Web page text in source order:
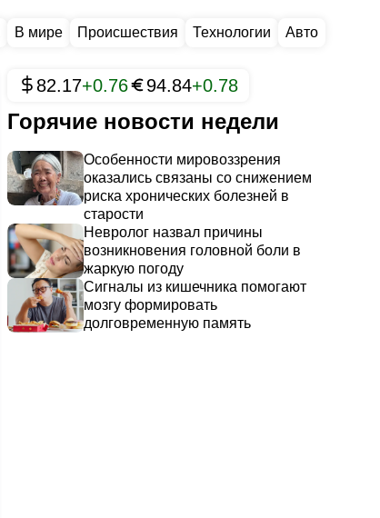
В мире Происшествия Технологии Авто
82.17+0.76 94.84+0.78
Горячие новости недели
Особенности мировоззрения
оказались связаны со снижением
риска хронических болезней в
старости
Невролог назвал причины
возникновения головной боли в
жаркую погоду
Сигналы из кишечника помогают
мозгу формировать
долговременную память